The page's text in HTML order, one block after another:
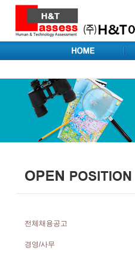
전체채용공고
경영/사무